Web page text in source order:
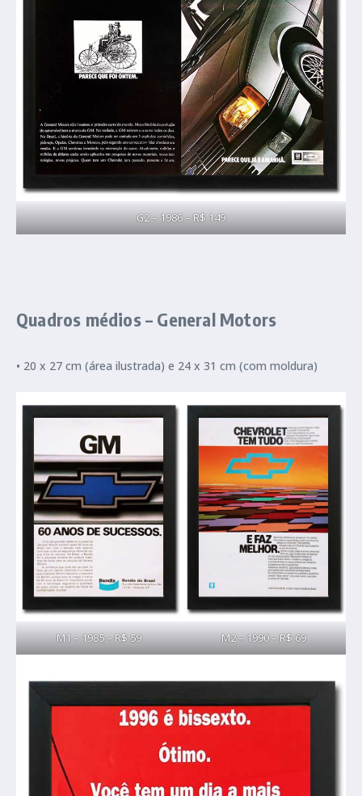
G2 – 1986 – R$ 149
Quadros médios – General Motors
• 20 x 27 cm (área ilustrada) e 24 x 31 cm (com moldura)
M1 – 1985 – R$ 59 M2 – 1990 – R$ 69